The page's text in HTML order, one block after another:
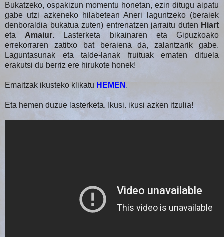
Bukatzeko, ospakizun momentu honetan, ezin ditugu aipatu
gabe utzi azkeneko hilabetean Aneri laguntzeko (beraiek
denboraldia bukatua zuten) entrenatzen jarraitu duten Hiart
etaAmaiur. Lasterketa bikainaren eta Gipuzkoako
errekorraren zatitxo bat beraiena da, zalantzarik gabe.
Laguntasunak eta talde-lanak fruituak ematen dituela
erakutsi du berriz ere hirukote honek!
Emaitzak ikusteko klikatu HEMEN .
Eta hemen duzue lasterketa. Ikusi. ikusi azken itzulia!